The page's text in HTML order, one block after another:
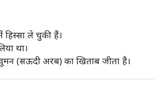
ले चुकी हैं।
था।
(सऊदी अरब) का खिताब जीता है।